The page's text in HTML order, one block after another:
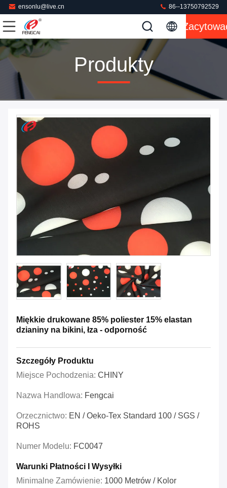
ensonlu@live.cn 86--13750792529
Produkty
Miękkie drukowane 85% poliester 15% elastan
dzianiny na bikini, łza - odporność
Szczegóły Produktu
Miejsce Pochodzenia: CHINY
Nazwa Handlowa: Fengcai
Orzecznictwo: EN / Oeko-Tex Standard 100 / SGS /
ROHS
Numer Modelu: FC0047
Warunki Płatności I Wysyłki
Minimalne Zamówienie: 1000 Metrów / Kolor